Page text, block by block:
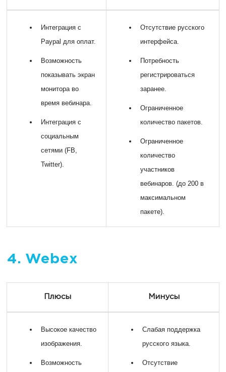
Интеграция с
Paypal для оплат.
Возможность
показывать экран
монитора во
время вебинара.
Интеграция с
социальным
сетями (FB,
Twitter).
Отсутствие русского
интерфейса.
Потребность
регистрироваться
заранее.
Ограниченное
количество пакетов.
Ограниченное
количество
участников
вебинаров. (до 200 в
максимальном
пакете).
4. Webex
Плюсы Минусы
Высокое качество
изображения.
Возможность
Слабая поддержка
русского языка.
Отсутствие